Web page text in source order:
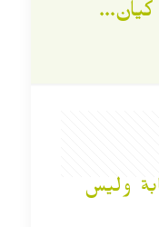
وليس